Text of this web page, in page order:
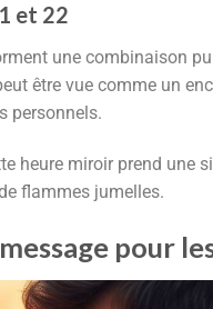
et 22
une combinaison
être vue comme un
personnels.
heure miroir prend
flammes jumelles.
pour